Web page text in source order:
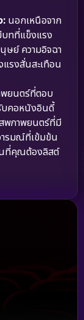
: นอกเหนือจาก
บทที่แข็งแรง
ษย์ ความอิจฉา
แรงสั่นสะเทือน
ยนตร์ที่ตอบ
บคอหนังอินดี้
พภาพยนตร์ที่มี
ารมณ์ที่เข้มข้น
นที่คุณต้องลิสต์